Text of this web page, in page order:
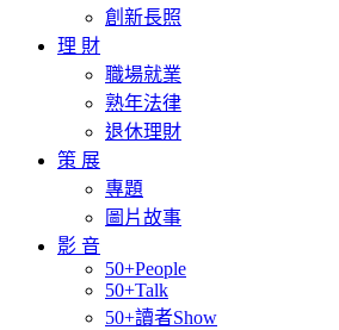
創新長照
理 財
職場就業
熟年法律
退休理財
策 展
專題
圖片故事
影 音
50+People
50+Talk
50+讀者Show